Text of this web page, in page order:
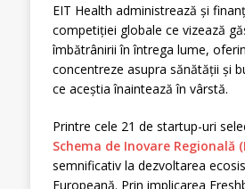
EIT Health administrează și
competiției globale ce vizează
îmbătrânirii în întrega lume,
concentreze asupra sănătății și
ce aceștia înaintează în vârstă.
Printre cele 21 de startup-uri
Schema de Inovare Regională
semnificativ la dezvoltarea
Europeană. Prin implicarea